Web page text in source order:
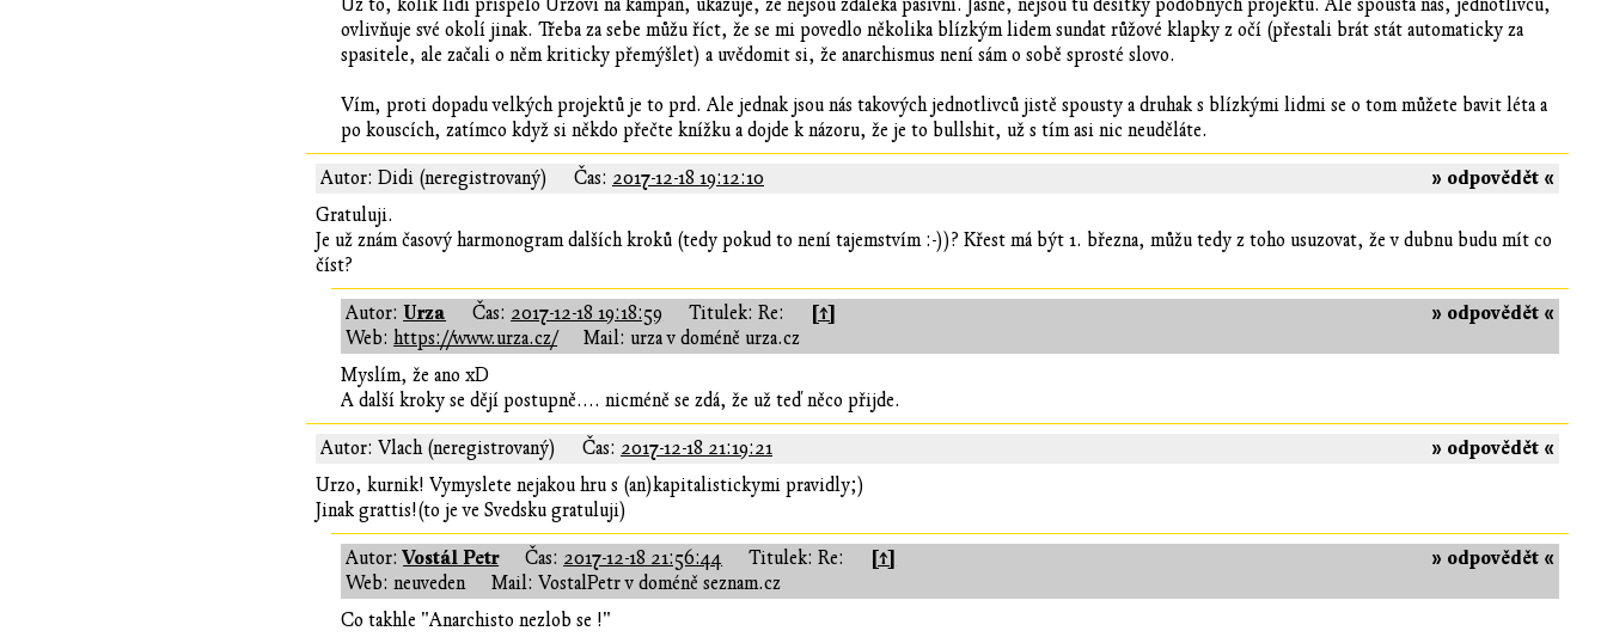
Už to, kolik lidí přispělo Urzovi na kampaň, ukazuje, že nejsou zdaleka pasivní. Jasně, nejsou tu desítky podobných projektů. Ale spousta nás, jednotlivců,
ovlivňuje své okolí jinak. Třeba za sebe můžu říct, že se mi povedlo několika blízkým lidem sundat růžové klapky z očí (přestali brát stát automaticky za
spasitele, ale začali o něm kriticky přemýšlet) a uvědomit si, že anarchismus není sám o sobě sprosté slovo.
Vím, proti dopadu velkých projektů je to prd. Ale jednak jsou nás takových jednotlivců jistě spousty a druhak s blízkými lidmi se o tom můžete bavit léta a
po kouscích, zatímco když si někdo přečte knížku a dojde k názoru, že je to bullshit, už s tím asi nic neuděláte.
» odpovědět «
Autor: Didi (neregistrovaný) Čas: 2017-12-18 19:12:10
Gratuluji.
Je už znám časový harmonogram dalších kroků (tedy pokud to není tajemstvím :-))? Křest má být 1. března, můžu tedy z toho usuzovat, že v dubnu budu mít co
číst?
» odpovědět «
Autor: Urza Čas: 2017-12-18 19:18:59 Titulek: Re: [↑]
Web:https://www.urza.cz/
Mail: urza v doméně urza.cz
Myslím, že ano xD
A další kroky se dějí postupně.... nicméně se zdá, že už teď něco přijde.
» odpovědět «
Autor: Vlach (neregistrovaný) Čas: 2017-12-18 21:19:21
Urzo, kurnik! Vymyslete nejakou hru s (an)kapitalistickymi pravidly;)
Jinak grattis!(to je ve Svedsku gratuluji)
» odpovědět «
Autor:Vostál Petr Čas: 2017-12-18 21:56:44 Titulek: Re: [↑]
Web: neuveden
Mail: VostalPetr v doméně seznam.cz
Co takhle "Anarchisto nezlob se !"